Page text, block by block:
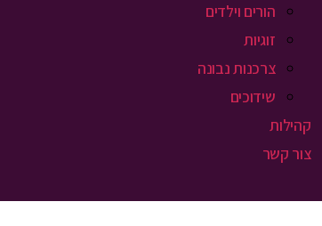
הורים וילדים
זוגיות
צרכנות נבונה
שידוכים
קהילות
צור קשר